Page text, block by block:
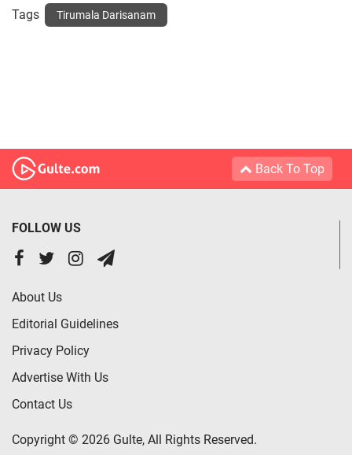
Tags Tirumala Darisanam
Back To Top
FOLLOW US
About Us
Editorial Guidelines
Privacy Policy
Advertise With Us
Contact Us
Copyright © 2026 Gulte, All Rights Reserved.